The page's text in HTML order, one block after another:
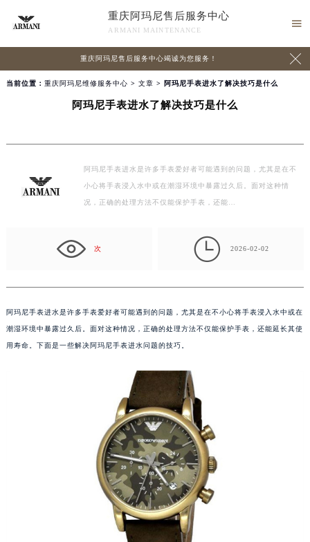
重庆阿玛尼售后服务中心
ARMANI MAINTENANCE

重庆阿玛尼售后服务中心竭诚为您服务！ 
当前位置： 重庆阿玛尼维修服务中心 > 文章 > 阿玛尼手表进水了解决技巧是什么
阿玛尼手表进水了解决技巧是什么
阿玛尼手表进水是许多手表爱好者可能遇到的问题，尤其是在不
小心将手表浸入水中或在潮湿环境中暴露过久后。面对这种情
况，正确的处理方法不仅能保护手表，还能…
次  2026-02-02
阿玛尼手表进水是许多手表爱好者可能遇到的问题，尤其是在不小心将手表浸入水中或在
潮湿环境中暴露过久后。面对这种情况，正确的处理方法不仅能保护手表，还能延长其使
用寿命。下面是一些解决阿玛尼手表进水问题的技巧。